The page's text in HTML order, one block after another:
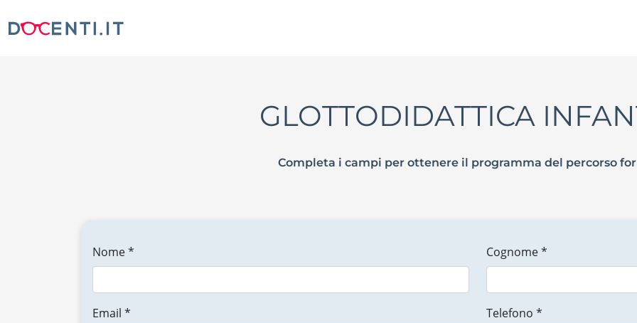
GLOTTODIDATTICA
Completa i campi per ottenere il programma del percorso
Nome * Cognome *
Email * Telefono *